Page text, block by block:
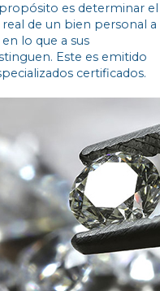
es determinar el
de un bien personal a
lo que a sus
Este es emitido
certificados.